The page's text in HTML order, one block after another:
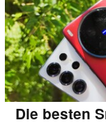
Die besten